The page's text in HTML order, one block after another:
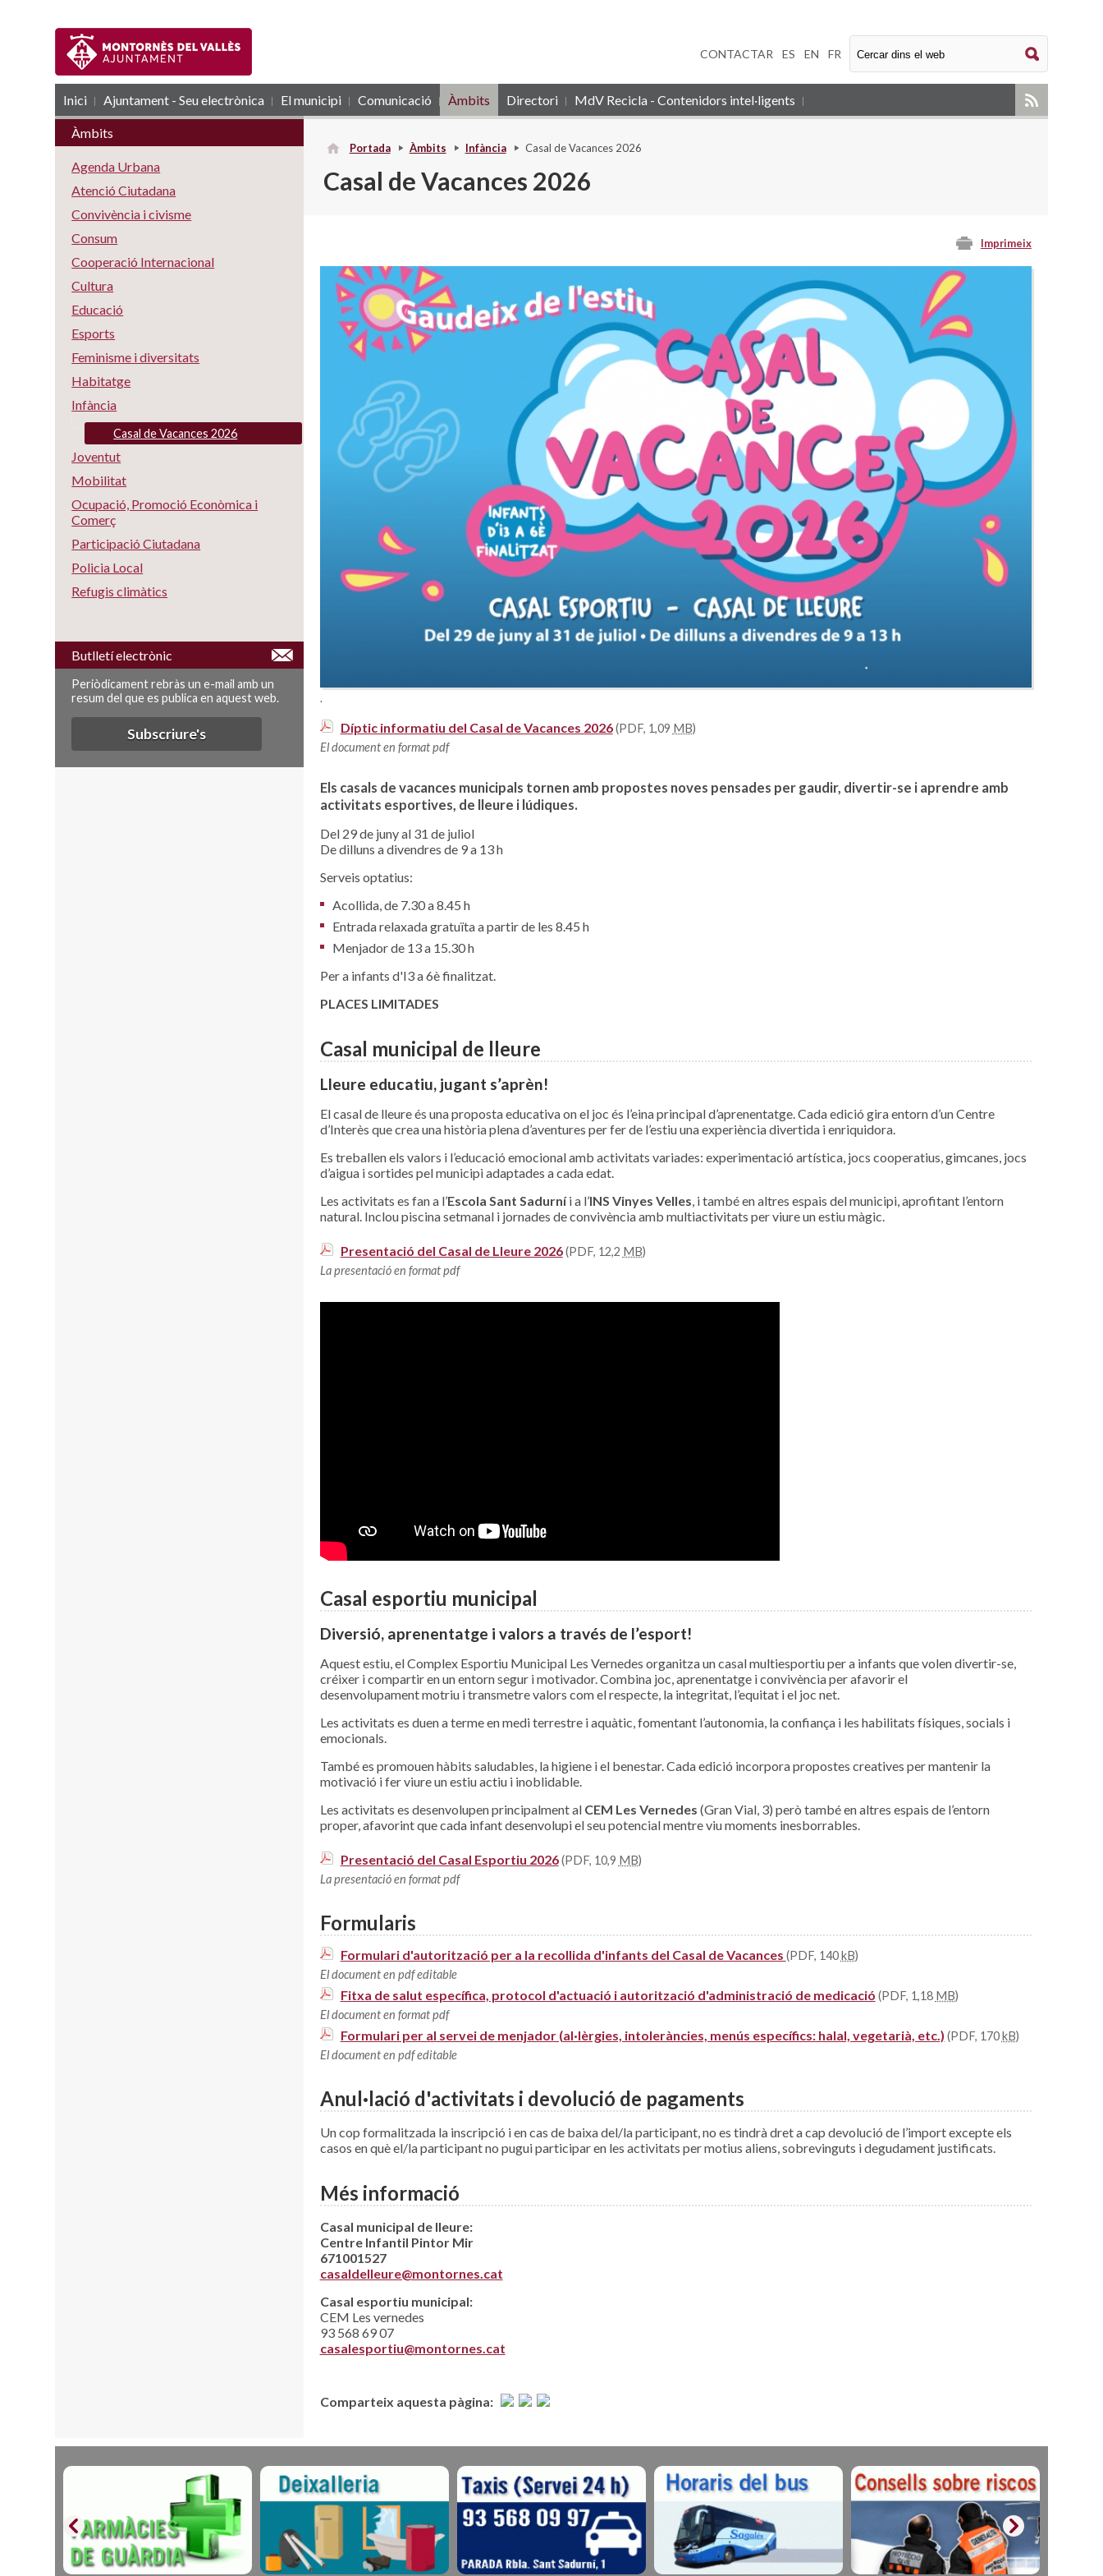
CONTACTAR ES EN FR
Inici Ajuntament - Seu electrònica El municipi Comunicació Àmbits Directori MdV Recicla - Contenidors intel·ligents
RSS
Portada Àmbits Infància Casal de Vacances 2026
Casal de Vacances 2026
Imprimeix
.
Díptic informatiu del Casal de Vacances 2026(PDF, 1,09 MB)
El document en format pdf
Els casals de vacances municipals tornen amb propostes noves pensades per gaudir, divertir-se i aprendre amb
activitats esportives, de lleure i lúdiques.
Del 29 de juny al 31 de juliol
De dilluns a divendres de 9 a 13 h
Serveis optatius:
Acollida, de 7.30 a 8.45 h
Entrada relaxada gratuïta a partir de les 8.45 h
Menjador de 13 a 15.30 h
Per a infants d'I3 a 6è finalitzat.
PLACES LIMITADES
Casal municipal de lleure
Lleure educatiu, jugant s’aprèn!
El casal de lleure és una proposta educativa on el joc és l’eina principal d’aprenentatge. Cada edició gira entorn d’un Centre
d’Interès que crea una història plena d’aventures per fer de l’estiu una experiència divertida i enriquidora.
Es treballen els valors i l’educació emocional amb activitats variades: experimentació artística, jocs cooperatius, gimcanes, jocs
d’aigua i sortides pel municipi adaptades a cada edat.
Les activitats es fan a l’Escola Sant Sadurníi a l’INS Vinyes Velles, i també en altres espais del municipi, aprofitant l’entorn
natural. Inclou piscina setmanal i jornades de convivència amb multiactivitats per viure un estiu màgic.
Presentació del Casal de Lleure 2026(PDF, 12,2 MB)
La presentació en format pdf
Casal esportiu municipal
Diversió, aprenentatge i valors a través de l’esport!
Aquest estiu, el Complex Esportiu Municipal Les Vernedes organitza un casal multiesportiu per a infants que volen divertir-se,
créixer i compartir en un entorn segur i motivador. Combina joc, aprenentatge i convivència per afavorir el
desenvolupament motriu i transmetre valors com el respecte, la integritat, l’equitat i el joc net.
Les activitats es duen a terme en medi terrestre i aquàtic, fomentant l’autonomia, la confiança i les habilitats físiques, socials i
emocionals.
També es promouen hàbits saludables, la higiene i el benestar. Cada edició incorpora propostes creatives per mantenir la
motivació i fer viure un estiu actiu i inoblidable.
Les activitats es desenvolupen principalment al CEM Les Vernedes (Gran Vial, 3) però també en altres espais de l’entorn
proper, afavorint que cada infant desenvolupi el seu potencial mentre viu moments inesborrables.
Presentació del Casal Esportiu 2026(PDF, 10,9 MB)
La presentació en format pdf
Formularis
Formulari d'autorització per a la recollida d'infants del Casal de Vacances (PDF, 140kB)
El document en pdf editable
Fitxa de salut específica, protocol d'actuació i autorització d'administració de medicació (PDF, 1,18 MB)
El document en format pdf
Formulari per al servei de menjador (al·lèrgies, intoleràncies, menús específics: halal, vegetarià, etc.) (PDF, 170kB)
El document en pdf editable
Anul·lació d'activitats i devolució de pagaments
Un cop formalitzada la inscripció i en cas de baixa del/la participant, no es tindrà dret a cap devolució de l’import excepte els
casos en què el/la participant no pugui participar en les activitats per motius aliens, sobrevinguts i degudament justificats.
Més informació
Casal municipal de lleure:
Centre Infantil Pintor Mir
671001527
casaldelleure@montornes.cat
Casal esportiu municipal:
CEM Les vernedes
93 568 69 07
casalesportiu@montornes.cat
Comparteix aquesta pàgina:
Àmbits
Agenda Urbana
Atenció Ciutadana
Convivència i civisme
Consum
Cooperació Internacional
Cultura
Educació
Esports
Feminisme i diversitats
Habitatge
Infància
Casal de Vacances 2026
Joventut
Mobilitat
Ocupació, Promoció Econòmica i
Comerç
Participació Ciutadana
Policia Local
Refugis climàtics
Butlletí electrònic
Periòdicament rebràs un e-mail amb un
resum del que es publica en aquest web.
Subscriure's